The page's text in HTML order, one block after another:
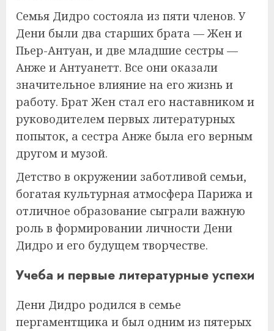
Семья Дидро состояла из пяти членов. У
Дени были два старших брата — Жен и
Пьер-Антуан, и две младшие сестры —
Анже и Антуанетт. Все они оказали
значительное влияние на его жизнь и
работу. Брат Жен стал его наставником и
руководителем первых литературных
попыток, а сестра Анже была его верным
другом и музой.
Детство в окружении заботливой семьи,
богатая культурная атмосфера Парижа и
отличное образование сыграли важную
роль в формировании личности Дени
Дидро и его будущем творчестве.
Учеба и первые литературные успехи
Дени Дидро родился в семье
пергаментщика и был одним из пятерых